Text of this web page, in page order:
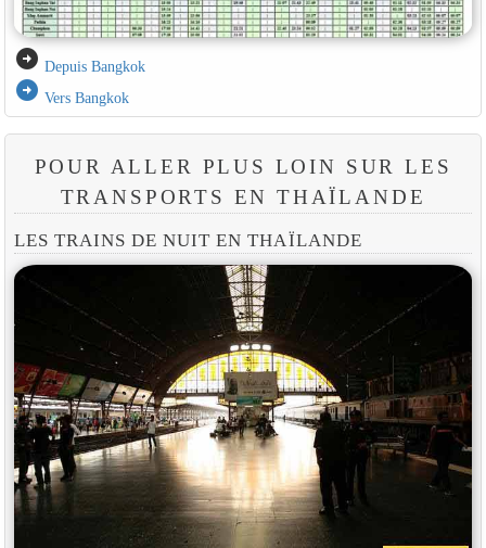
arrow_circle_right Depuis Bangkok
arrow_circle_right Vers Bangkok
POUR ALLER PLUS LOIN SUR LES
TRANSPORTS EN THAÏLANDE
LES TRAINS DE NUIT EN THAÏLANDE